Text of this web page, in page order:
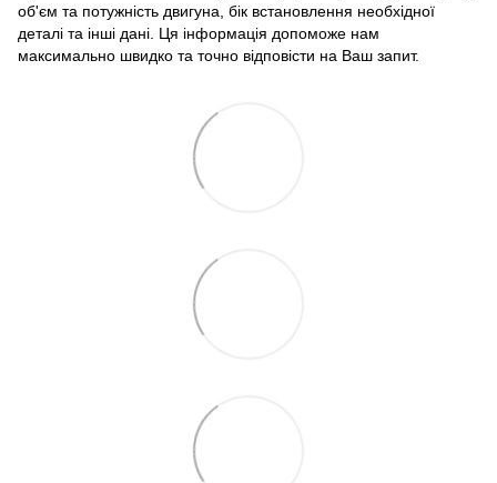
об'єм та потужність двигуна, бік встановлення необхідної
деталі та інші дані. Ця інформація допоможе нам
максимально швидко та точно відповісти на Ваш запит.